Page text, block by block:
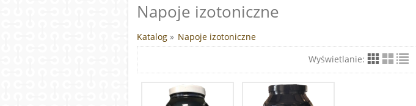
Napoje izotoniczne
Katalog » Napoje izotoniczne
Wyświetlanie: